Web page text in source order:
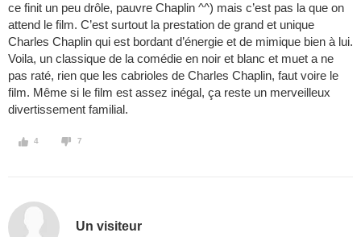
ce finit un peu drôle, pauvre Chaplin ^^) mais c’est pas la que on
attend le film. C’est surtout la prestation de grand et unique
Charles Chaplin qui est bordant d’énergie et de mimique bien à lui.
Voila, un classique de la comédie en noir et blanc et muet a ne
pas raté, rien que les cabrioles de Charles Chaplin, faut voire le
film. Même si le film est assez inégal, ça reste un merveilleux
divertissement familial.
4 7
Un visiteur